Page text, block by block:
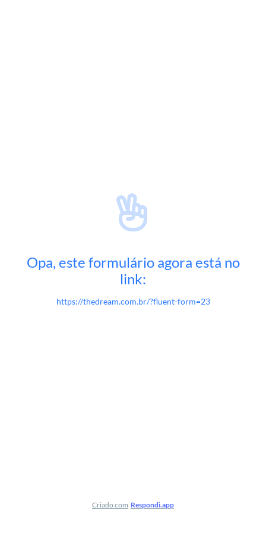
Opa, este formulário agora está no
link:
https://thedream.com.br/?fluent-form=23
Criado com Respondi.app